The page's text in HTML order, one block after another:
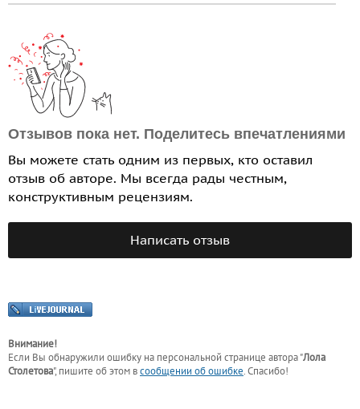
Отзывов пока нет. Поделитесь впечатлениями
Вы можете стать одним из первых, кто оставил
отзыв об авторе. Мы всегда рады честным,
конструктивным рецензиям.
Написать отзыв
Внимание!
Если Вы обнаружили ошибку на персональной странице автора "Лола
Столетова", пишите об этом всообщении об ошибке. Спасибо!